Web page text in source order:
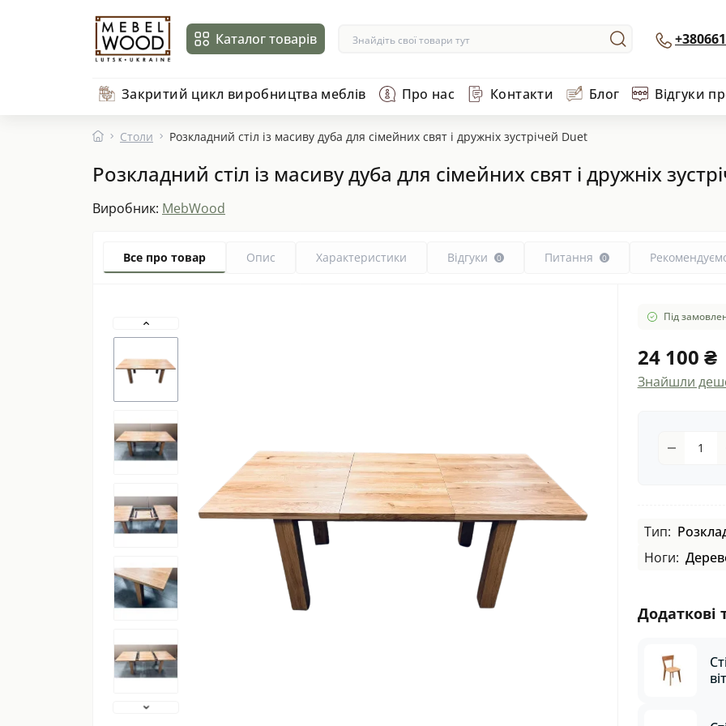
Каталог товарів
Закритий цикл виробництва меблів Про нас Контакти Блог Відгуки
Столи Розкладний стіл із масиву дуба для сімейних свят і дружніх зустрічей Duet
Розкладний стіл із масиву дуба для сімейних свят і дружніх
Виробник: MebWood
Все про товар Опис Характеристики Відгуки 0 Питання 0
Під
24 100 ₴
Знайшли
Тип:
Ноги:
Додаткові